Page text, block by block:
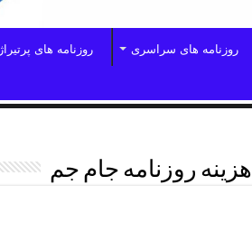
روزنامه های سراسری روزنامه های پرتیراژ
هزینه روزنامه جام جم